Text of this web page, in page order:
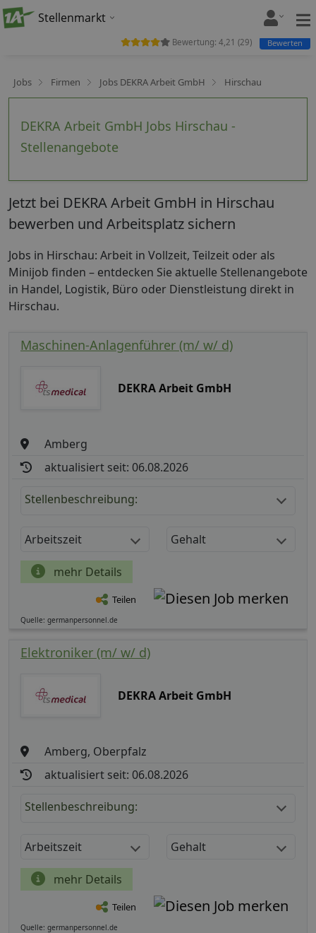
Stellenmarkt
Jobs Firmen Jobs DEKRA Arbeit GmbH Hirschau
DEKRA Arbeit GmbH Jobs Hirschau -
Stellenangebote
Bewertung: 4,21 (29) Bewerten
Jetzt bei DEKRA Arbeit GmbH in Hirschau
bewerben und Arbeitsplatz sichern
Jobs in Hirschau: Arbeit in Vollzeit, Teilzeit oder als
Minijob finden – entdecken Sie aktuelle Stellenangebote
in Handel, Logistik, Büro oder Dienstleistung direkt in
Hirschau.
Maschinen-Anlagenführer (m/ w/ d)
DEKRA Arbeit GmbH
Amberg
aktualisiert seit: 06.08.2026
Stellenbeschreibung:
Arbeitszeit Gehalt
mehr Details
Teilen
Quelle: germanpersonnel.de
Elektroniker (m/ w/ d)
DEKRA Arbeit GmbH
Amberg, Oberpfalz
aktualisiert seit: 06.08.2026
Stellenbeschreibung:
Arbeitszeit Gehalt
mehr Details
Teilen
Quelle: germanpersonnel.de